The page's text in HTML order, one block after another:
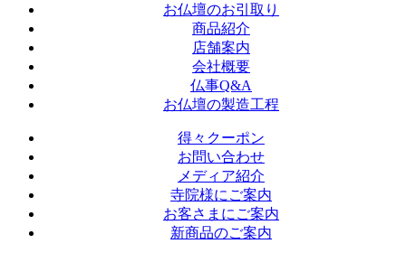
お仏壇のお引取り
商品紹介
店舗案内
会社概要
仏事Q&A
お仏壇の製造工程
得々クーポン
お問い合わせ
メディア紹介
寺院様にご案内
お客さまにご案内
新商品のご案内